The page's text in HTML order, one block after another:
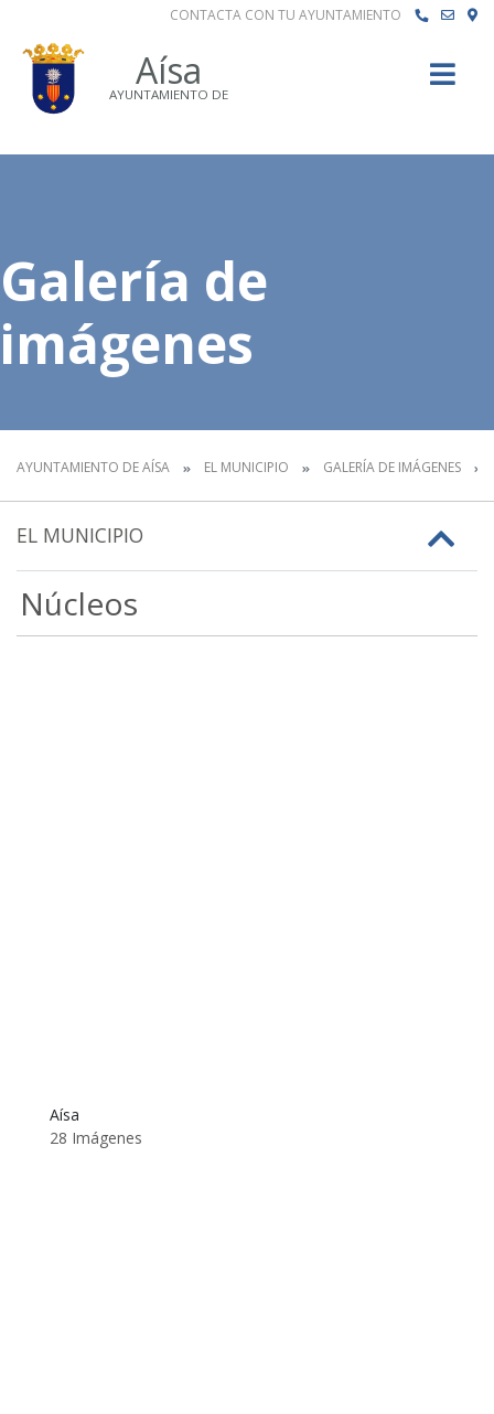
CONTACTA CON TU AYUNTAMIENTO
Aísa
AYUNTAMIENTO DE
Galería de
imágenes
AYUNTAMIENTO DE AÍSA EL MUNICIPIO GALERÍA DE IMÁGENES
EL MUNICIPIO
Núcleos
Aísa
28 Imágenes